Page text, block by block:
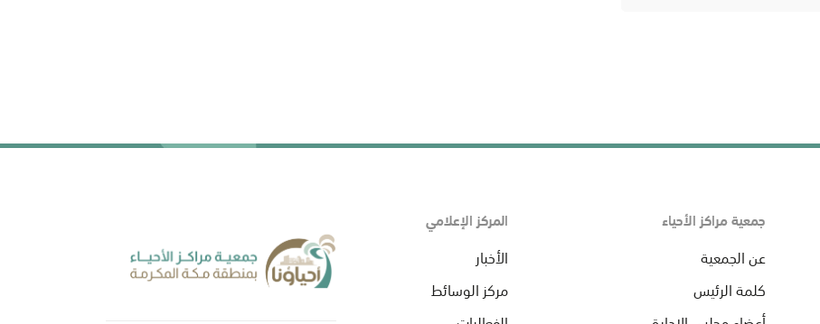
جمعية مراكز الأحياء
عن الجمعية
كلمة الرئيس
المركز الإعلامي
الأخبار
مركز الوسائط